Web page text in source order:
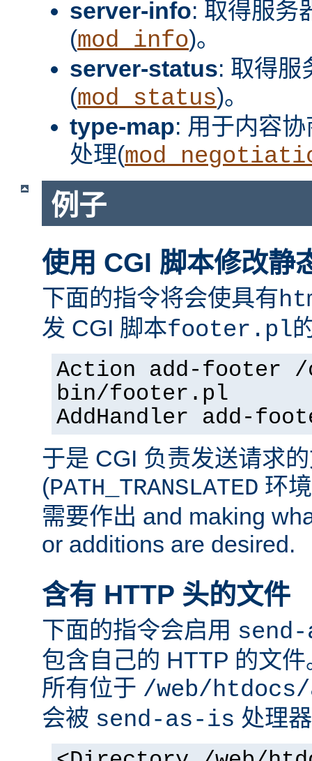
server-info: 取得服务
(mod_info)。
server-status: 取得服
(mod_status)。
type-map: 用于内容
处理(
例子
使用 CGI 脚本修改静
下面的指令将会使具有
发 CGI 脚本footer.pl
Action add-footer
bin/footer.pl
AddHandler add-
于是 CGI 负责发送请求
(PATH_TRANSLATED 环
需要作出 and making
or additions are desired.
含有 HTTP 头的文件
下面的指令会启用
包含自己的 HTTP 的文
所有位于 /web/
会被 send-as-is 处理